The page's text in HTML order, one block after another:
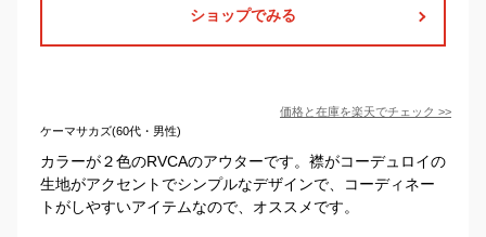
ショップでみる
価格と在庫を楽天でチェック >>
ケーマサカズ(60代・男性)
カラーが２色のRVCAのアウターです。襟がコーデュロイの
生地がアクセントでシンプルなデザインで、コーディネー
トがしやすいアイテムなので、オススメです。